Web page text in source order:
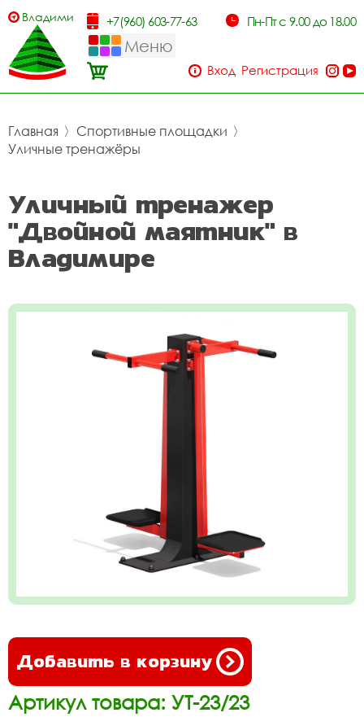
Владимир +7(960) 603-77-63 Пн-Пт с 9.00 до 18.00
Меню
Вход Регистрация
Главная 〉 Спортивные площадки 〉
Уличные тренажёры
Уличный тренажер
"Двойной маятник" в
Владимире
Добавить в корзину
Артикул товара: УТ-23/23